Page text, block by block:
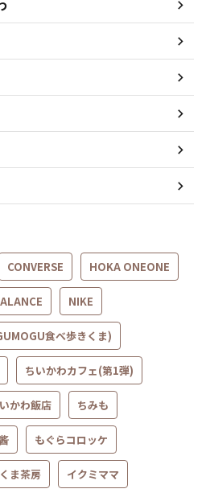
CONVERSE HOKA ONEONE
NIKE
食べ歩きくま)
ちいかわカフェ(第1弾)
かわ飯店 ちみも
もぐらコロッケ
ま茶房 イクミママ